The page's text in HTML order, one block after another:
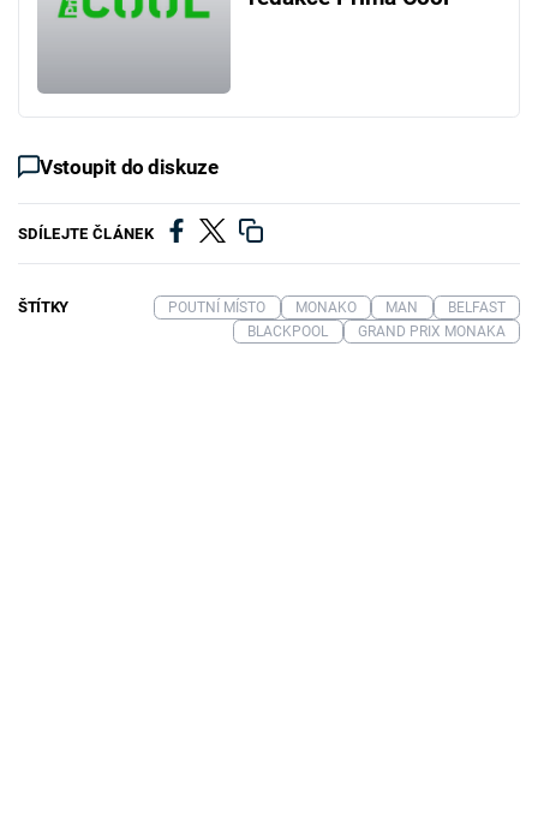
Vstoupit do diskuze
SDÍLEJTE ČLÁNEK
ŠTÍTKY POUTNÍ MÍSTO MONAKO MAN
BELFAST
BLACKPOOL
GRAND PRIX MONAKA